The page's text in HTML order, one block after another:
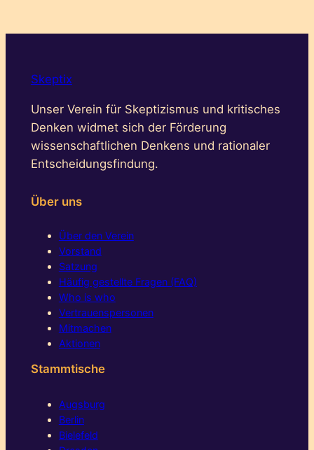
Skeptix
Unser Verein für Skeptizismus und kritisches
Denken widmet sich der Förderung
wissenschaftlichen Denkens und rationaler
Entscheidungsfindung.
Über uns
Über den Verein
Vorstand
Satzung
Häufig gestellte Fragen (FAQ)
Who is who
Vertrauenspersonen
Mitmachen
Aktionen
Stammtische
Augsburg
Berlin
Bielefeld